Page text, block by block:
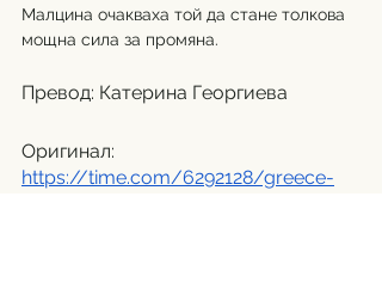
Малцина очакваха той да стане толкова
мощна сила за промяна.
Превод: Катерина Георгиева
Оригинал:
https://time.com/6292128/greece-